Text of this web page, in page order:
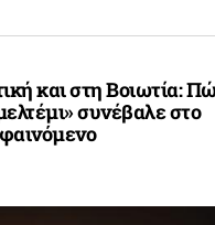
και στη Βοιωτία:
συνέβαλε στο